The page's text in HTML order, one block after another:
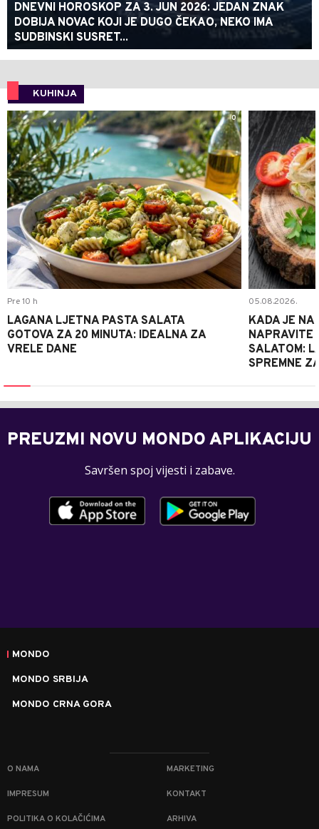
DNEVNI HOROSKOP ZA 3. JUN 2026: JEDAN ZNAK
DOBIJA NOVAC KOJI JE DUGO ČEKAO, NEKO IMA
SUDBINSKI SUSRET...
KUHINJA
0
Pre 10 h
LAGANA LJETNA PASTA SALATA
GOTOVA ZA 20 MINUTA: IDEALNA ZA
VRELE DANE
05.08.2026.
KADA JE
NAPRAVITE
SALATOM:
SPREMNE
PREUZMI NOVU MONDO APLIKACIJU
Savršen spoj vijesti i zabave.
MONDO
MONDO SRBIJA
MONDO CRNA GORA
O NAMA MARKETING
IMPRESUM KONTAKT
POLITIKA O KOLAČIĆIMA ARHIVA